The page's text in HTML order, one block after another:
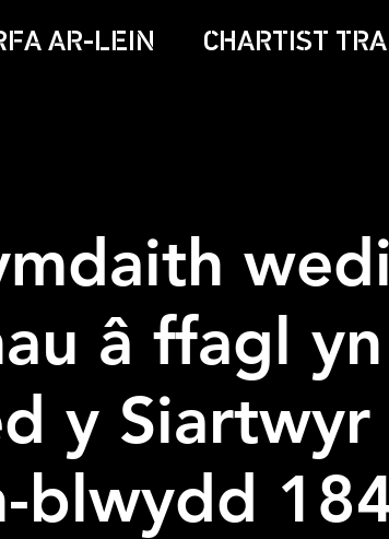
AR-LEIN CHARTIST
â ffagl
y Siartwyr
blwydd